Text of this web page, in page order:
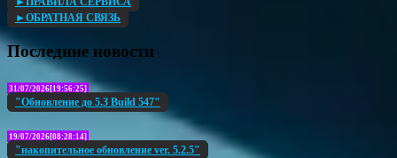
►ОБРАТНАЯ СВЯЗЬ
Последние новости
31/07/2026[19:56:25]
"Обновление до 5.3 Build 547"
19/07/2026[08:28:14]
"накопительное обновление ver. 5.2.5"